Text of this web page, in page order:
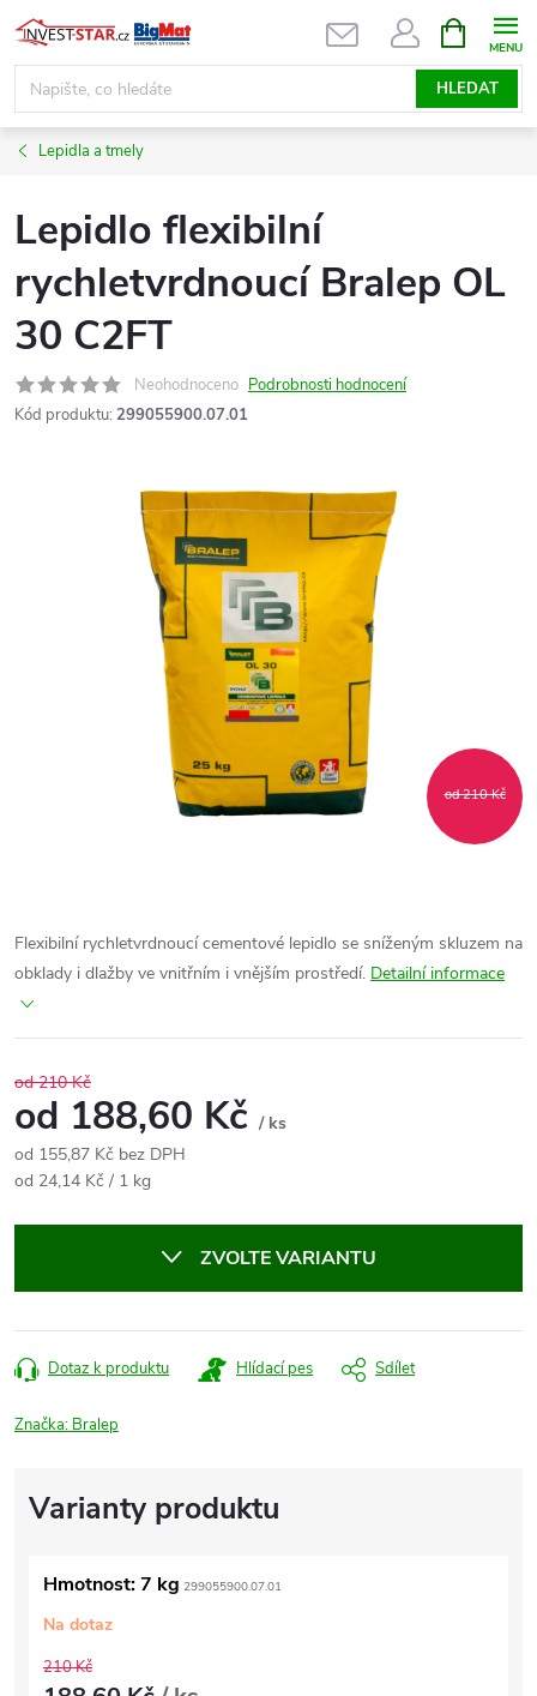
Přejít
na
obsah
HLEDAT
NÁKUPNÍ
KOŠÍK
Lepidla a tmely
Lepidlo flexibilní
rychletvrdnoucí Bralep OL
30 C2FT
Neohodnoceno Podrobnosti hodnocení
Kód produktu: 299055900.07.01
od 210 Kč
Flexibilní rychletvrdnoucí cementové lepidlo se sníženým skluzem na
obklady i dlažby ve vnitřním i vnějším prostředí. Detailní informace
od 210 Kč
od 188,60 Kč / ks
od 155,87 Kč bez DPH
Měrná
od 24,14 Kč / 1 kg
ZVOLTE VARIANTU
Dotaz k produktu Hlídací pes Sdílet
Značka: Bralep
Hmotnost: 7 kg 299055900.07.01
Na dotaz
210 Kč